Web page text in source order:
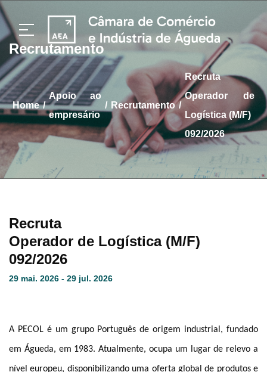
Recrutamento
home /
apoio ao
empresário
/ Recrutamento /
Recruta
Operador de
Logística (M/F)
092/2026
Recruta
Operador de Logística (M/F)
092/2026
29 mai. 2026 - 29 jul. 2026
A PECOL é um grupo Português de origem industrial, fundado
em Águeda, em 1983. Atualmente, ocupa um lugar de relevo a
nível europeu, disponibilizando uma oferta global de produtos e